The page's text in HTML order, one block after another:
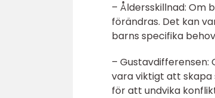
– Åldersskillnad: Om
förändras. Det kan
barns specifika
–
vara viktigt att skapa
för att undvika